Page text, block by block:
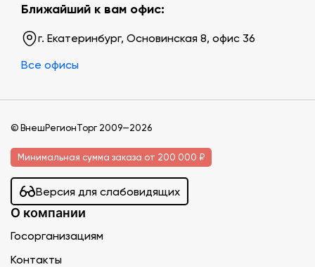
Ближайший к вам офис:
г. Екатеринбург, Основинская 8, офис 36
Все офисы
© ВнешРегионТорг 2009—2026
Минимальная сумма заказа от 200 000 ₽
Версия для слабовидящих
О компании
Госорганизациям
Контакты